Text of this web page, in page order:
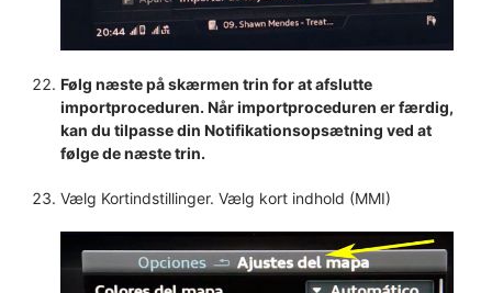
Følg næste på skærmen trin for at afslutte
importproceduren. Når importproceduren er færdig,
kan du tilpasse din Notifikationsopsætning ved at
følge de næste trin.
Vælg Kortindstillinger. Vælg kort indhold (MMI)